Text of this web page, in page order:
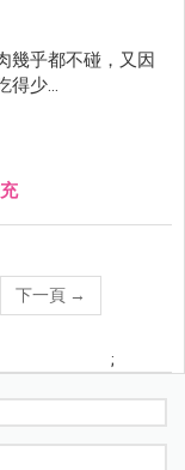
幾乎都不碰，又因
得少...
下一頁 →
;